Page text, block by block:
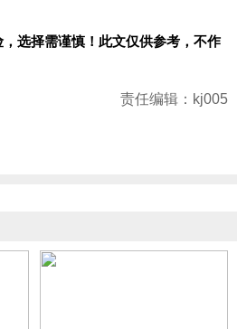
选择需谨慎！此文仅供参考，不作
责任编辑：kj005